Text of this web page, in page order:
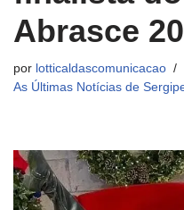
Abrasce
por lotticaldascomunicacao
As Últimas Notícias de